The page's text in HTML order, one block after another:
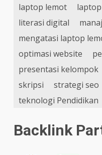
laptop lemot
literasi digital
mengatasi laptop
optimasi website
presentasi kelompok
skripsi
strategi seo
teknologi Pendidikan
Backlink